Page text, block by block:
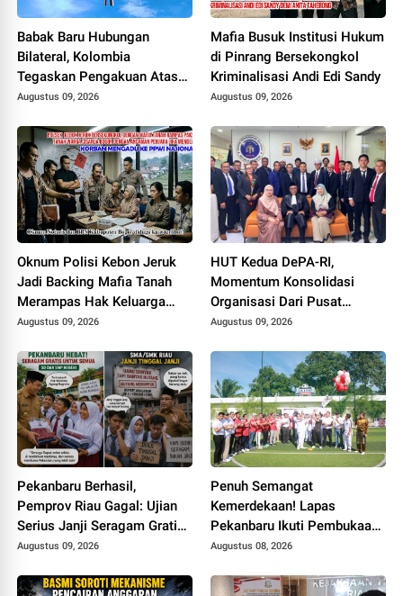
Babak Baru Hubungan
Bilateral, Kolombia
Tegaskan Pengakuan Atas
Kedaulatan Maroko di
Augustus 09, 2026
Mafia Busuk Institusi Hukum
di Pinrang Bersekongkol
Kriminalisasi Andi Edi Sandy
Augustus 09, 2026
Oknum Polisi Kebon Jeruk
Jadi Backing Mafia Tanah
Merampas Hak Keluarga
Ambar Witjaksono Sutarman
Augustus 09, 2026
HUT Kedua DePA-RI,
Momentum Konsolidasi
Organisasi Dari Pusat
Sampai ke Daerah
Augustus 09, 2026
Pekanbaru Berhasil,
Pemprov Riau Gagal: Ujian
Serius Janji Seragam Gratis
di Bumi Lancang Kuning
Augustus 09, 2026
Penuh Semangat
Kemerdekaan! Lapas
Pekanbaru Ikuti Pembukaan
Pekan Olahraga Ditjenpas
Augustus 08, 2026